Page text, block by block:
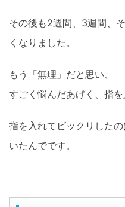
その後も2週間、3週間、
くなりました。
もう「無理」だと思い、
すごく悩んだあげく、指を
指を入れてビックリした
いたんでです。